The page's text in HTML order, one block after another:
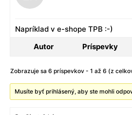
Napríklad v e-shope TPB :-)
Autor
Príspevky
Zobrazuje sa 6 príspevkov - 1 až 6 (z
Musíte byť prihlásený, aby ste mohli